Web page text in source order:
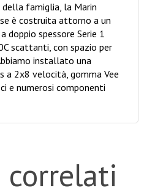
famiglia, la Marin
è costruita attorno a un
doppio spessore Serie 1
scattanti, con spazio per
installato una
a 2x8 velocità, gomma Vee
e numerosi componenti